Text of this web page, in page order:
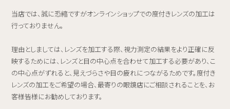
当店では、誠に恐縮ですがオンラインショップでの度付きレンズの加工は
行っておりません。
理由としましては、レンズを加工する際、視力測定の結果をより正確に反
映するためには、レンズと目の中心点を合わせて加工する必要があり、こ
の中心点がずれると、見えづらさや目の疲れにつながるためです。度付き
レンズの加工をご希望の場合、最寄りの眼鏡店にご相談されることを、お
客様皆様にお勧めしております。